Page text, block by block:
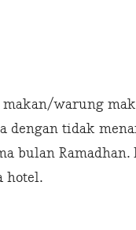
warung
dengan tidak
bulan Ramadhan.
hotel.